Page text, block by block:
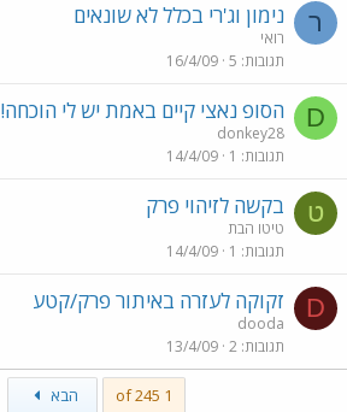
ר נימון וג'רי בכלל לא שונאים
רואי
תגובות 5
16/4/09
D הסופ נאצי קיים באמת יש לי הוכחה!
donkey28
תגובות 1
14/4/09
ט בקשה לזיהוי פרק
טיטו הבת
תגובות 1
14/4/09
D זקוקה לעזרה באיתור פרק/קטע
dooda
תגובות 2
13/4/09
1 of 245 הבא